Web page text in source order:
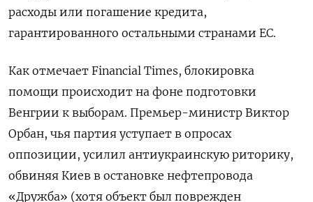
расходы или погашение кредита,
гарантированного остальными странами ЕС.
Как отмечает Financial Times, блокировка
помощи происходит на фоне подготовки
Венгрии к выборам. Премьер-министр Виктор
Орбан, чья партия уступает в опросах
оппозиции, усилил антиукраинскую риторику,
обвиняя Киев в остановке нефтепровода
«Дружба» (хотя объект был поврежден